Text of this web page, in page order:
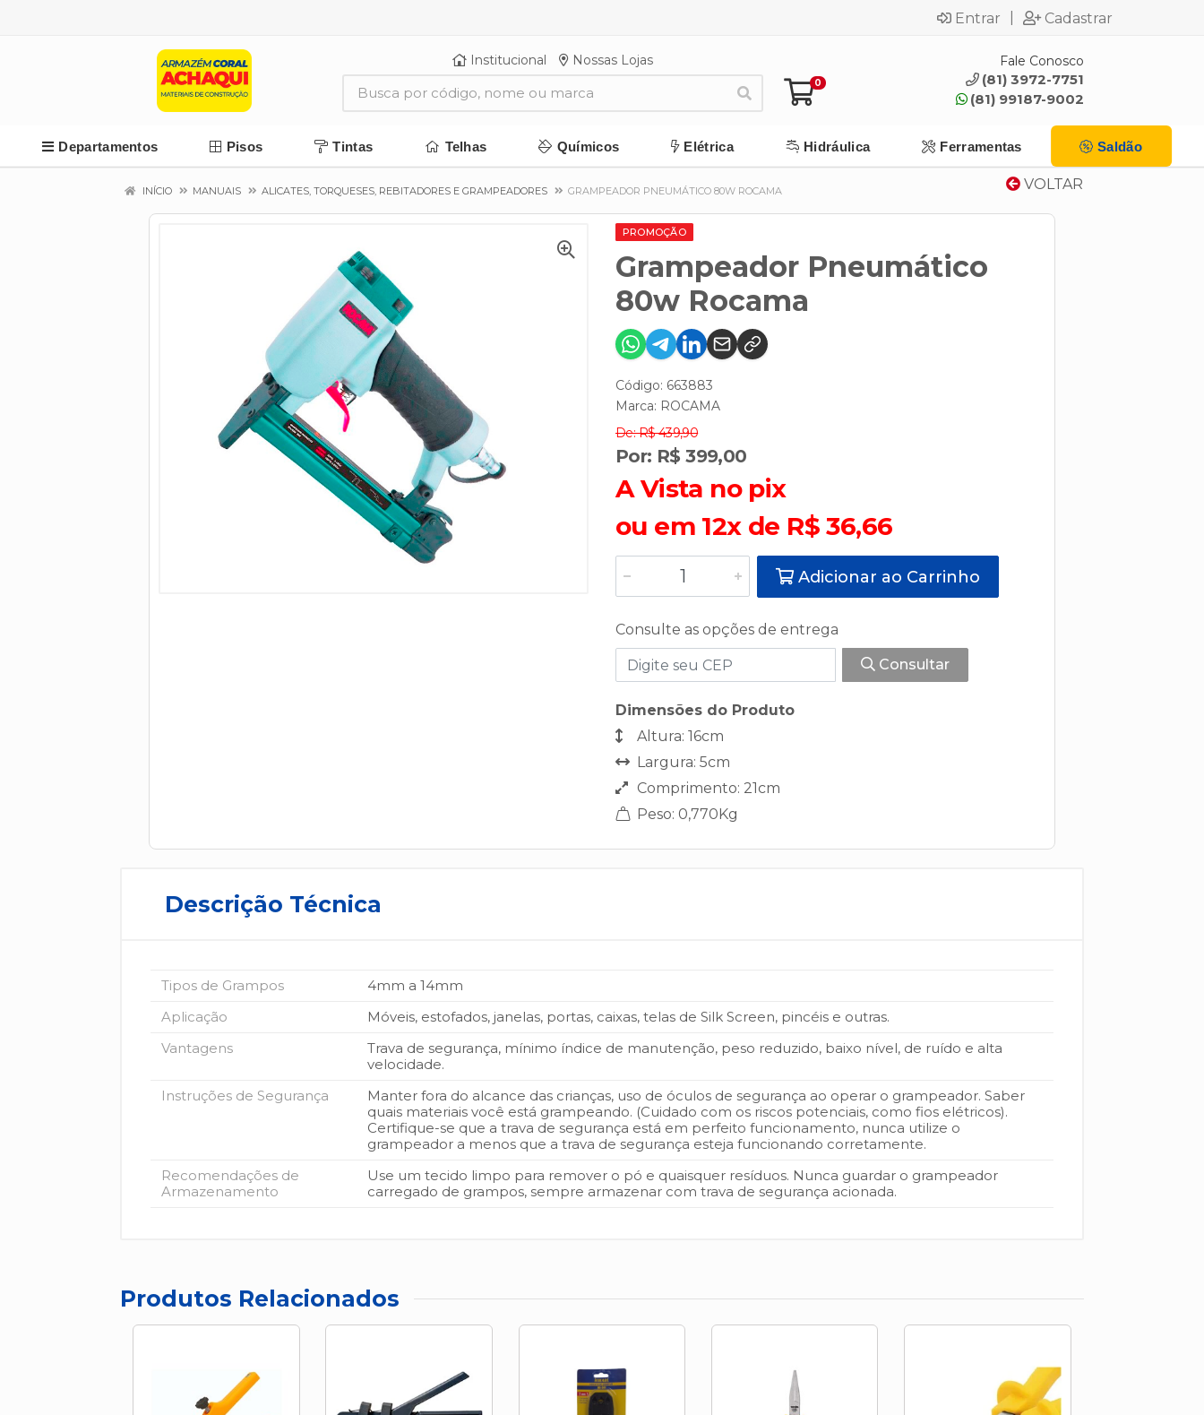
Entrar Cadastrar
Institucional Nossas Lojas
0
Fale Conosco
(81) 3972-7751
(81) 99187-9002
Departamentos Pisos Tintas Telhas Químicos Elétrica Hidráulica Ferramentas Saldão
VOLTAR
INÍCIO MANUAIS ALICATES, TORQUESES, REBITADORES E GRAMPEADORES GRAMPEADOR PNEUMÁTICO 80W ROCAMA
PROMOÇÃO
Grampeador Pneumático
80w Rocama
Código: 663883
Marca: ROCAMA
De: R$ 439,90
Por: R$ 399,00
A Vista no pix
ou em 12x de R$ 36,66
Adicionar ao Carrinho
Consulte as opções de entrega
Consultar
Dimensões do Produto
Altura: 16cm
Largura: 5cm
Comprimento: 21cm
Peso: 0,770Kg
Descrição Técnica
Tipos de Grampos
4mm a 14mm
Aplicação
Móveis, estofados, janelas, portas, caixas, telas de Silk Screen, pincéis e outras.
Vantagens
Trava de segurança, mínimo índice de manutenção, peso reduzido, baixo nível, de ruído e alta
velocidade.
Instruções de Segurança
Manter fora do alcance das crianças, uso de óculos de segurança ao operar o grampeador. Saber
quais materiais você está grampeando. (Cuidado com os riscos potenciais, como fios elétricos).
Certifique-se que a trava de segurança está em perfeito funcionamento, nunca utilize o
grampeador a menos que a trava de segurança esteja funcionando corretamente.
Recomendações de
Armazenamento
Use um tecido limpo para remover o pó e quaisquer resíduos. Nunca guardar o grampeador
carregado de grampos, sempre armazenar com trava de segurança acionada.
Produtos Relacionados